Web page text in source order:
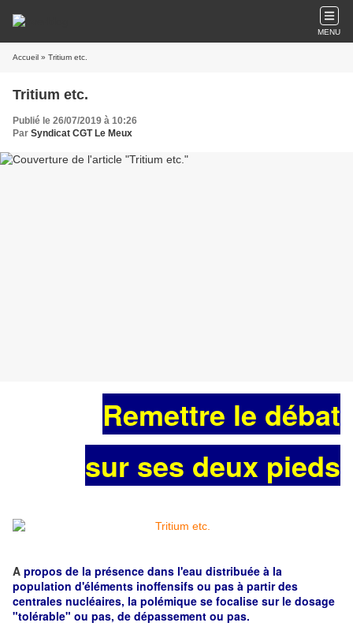
MENU
Accueil » Tritium etc.
Tritium etc.
Publié le 26/07/2019 à 10:26
Par Syndicat CGT Le Meux
Remettre le débat
sur ses deux pieds
A propos de la présence dans l'eau distribuée à la
population d'éléments inoffensifs ou pas à partir des
centrales nucléaires, la polémique se focalise sur le dosage
"tolérable" ou pas, de dépassement ou pas.